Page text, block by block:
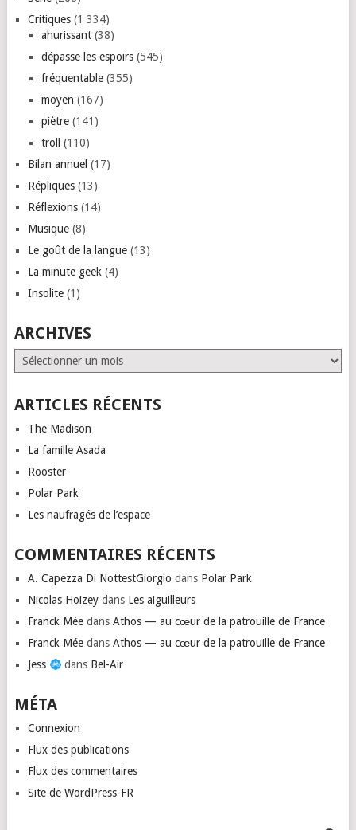
Critiques(1 334)
ahurissant(38)
dépasse les espoirs(545)
fréquentable(355)
moyen (167)
piètre(141)
troll
(110)
Bilan annuel (17)
Répliques(13)
Réflexions(14)
Musique(8)
Le goût de la langue(13)
La minute geek(4)
Insolite(1)
ARCHIVES
Archives
ARTICLES RÉCENTS
The Madison
La famille Asada
Rooster
Polar Park
Les naufragés de l’espace
COMMENTAIRES RÉCENTS
A. Capezza Di NottestGiorgio dans Polar Park
Nicolas Hoizeydans Les aiguilleurs
Franck Méedans Athos — au cœur de la patrouille de France
Franck Méedans Athos — au cœur de la patrouille de France
Jess
dans Bel-Air
MÉTA
Connexion
Flux des publications
Flux des commentaires
Site de WordPress-FR